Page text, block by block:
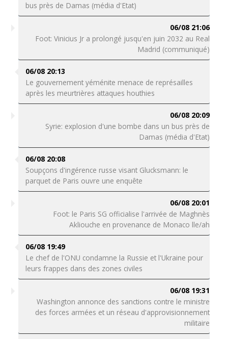
bus près de Damas (média d'Etat)
06/08 21:06
Foot: Vinicius Jr a prolongé jusqu'en juin 2032 au Real
Madrid (communiqué)
06/08 20:13
Le gouvernement yéménite menace de représailles
après les meurtrières attaques houthies
06/08 20:09
Syrie: explosion d'une bombe dans un bus près de
Damas (média d'Etat)
06/08 20:08
Soupçons d'ingérence russe visant Glucksmann: le
parquet de Paris ouvre une enquête
06/08 20:01
Foot: le Paris SG officialise l'arrivée de Maghnès
Akliouche en provenance de Monaco lle/ah
06/08 19:49
Le chef de l'ONU condamne la Russie et l'Ukraine pour
leurs frappes dans des zones civiles
06/08 19:31
Washington annonce des sanctions contre le ministre
des forces armées et un réseau d'approvisionnement
militaire